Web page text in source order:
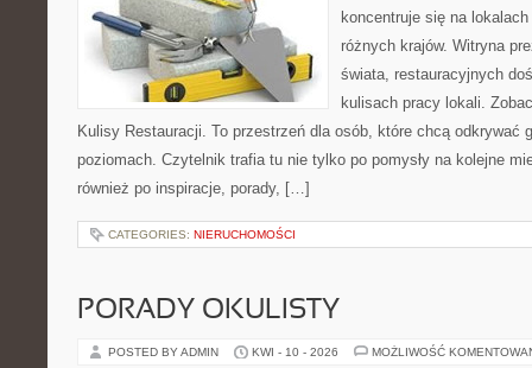
koncentruje się na
różnych krajów. Witryna
świata, restauracyjnych
kulisach pracy lokali.
Kulisy Restauracji. To przestrzeń dla osób, które chcą odkrywać
poziomach. Czytelnik trafia tu nie tylko po pomysły na kolejne
również po inspiracje, porady, […]
CATEGORIES: NIERUCHOMOŚCI
PORADY OKULISTY
POSTED BY ADMIN KWI - 10 - 2026 MOŻLIWOŚĆ